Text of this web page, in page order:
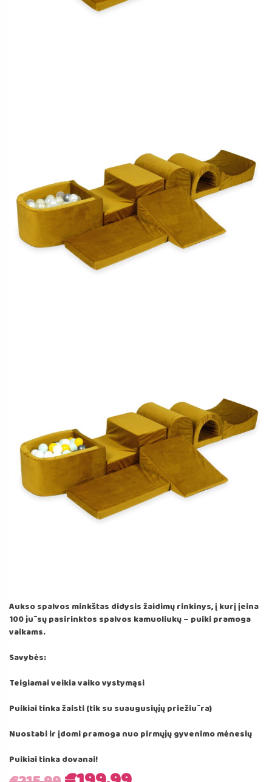
Aukso spalvos minkštas didysis žaidimų rinkinys, į kurį įeina
100 jūsų pasirinktos spalvos kamuoliukų – puiki pramoga
vaikams.
Savybės:
Teigiamai veikia vaiko vystymąsi
Puikiai tinka žaisti (tik su suaugusiųjų priežiūra)
Nuostabi ir įdomi pramoga nuo pirmųjų gyvenimo mėnesių
Puikiai tinka dovanai!